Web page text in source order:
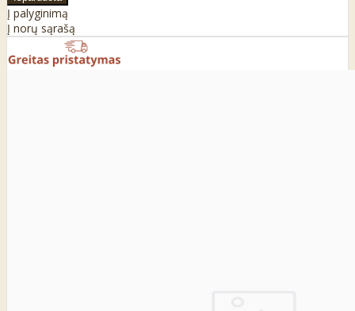
Į palyginimą
Į norų sąrašą